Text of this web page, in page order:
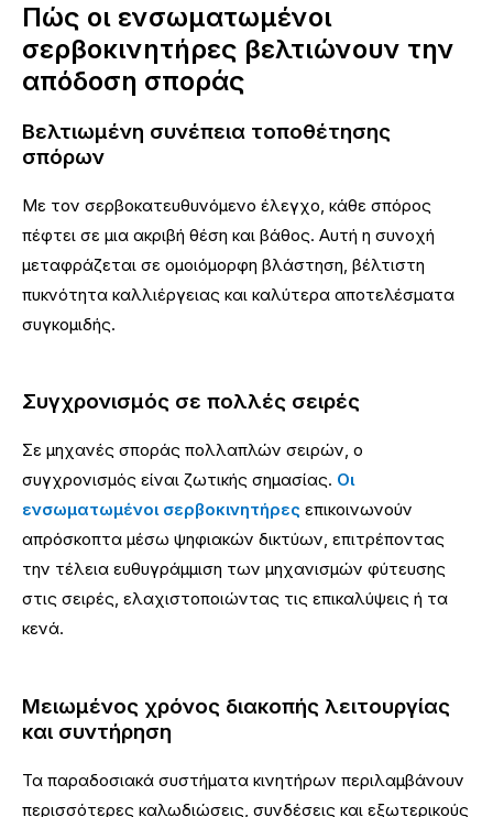
Πώς οι ενσωματωμένοι
σερβοκινητήρες βελτιώνουν την
απόδοση σποράς
Βελτιωμένη συνέπεια τοποθέτησης
σπόρων
Με τον σερβοκατευθυνόμενο έλεγχο, κάθε σπόρος
πέφτει σε μια ακριβή θέση και βάθος. Αυτή η συνοχή
μεταφράζεται σε ομοιόμορφη βλάστηση, βέλτιστη
πυκνότητα καλλιέργειας και καλύτερα αποτελέσματα
συγκομιδής.
Συγχρονισμός σε πολλές σειρές
Σε μηχανές σποράς πολλαπλών σειρών, ο
συγχρονισμός είναι ζωτικής σημασίας. Οι
ενσωματωμένοι σερβοκινητήρες επικοινωνούν
απρόσκοπτα μέσω ψηφιακών δικτύων, επιτρέποντας
την τέλεια ευθυγράμμιση των μηχανισμών φύτευσης
στις σειρές, ελαχιστοποιώντας τις επικαλύψεις ή τα
κενά.
Μειωμένος χρόνος διακοπής λειτουργίας
και συντήρηση
Τα παραδοσιακά συστήματα κινητήρων περιλαμβάνουν
περισσότερες καλωδιώσεις, συνδέσεις και εξωτερικούς